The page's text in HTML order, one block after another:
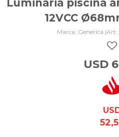
Luminaria piscina
12VCC
Generica |
USD